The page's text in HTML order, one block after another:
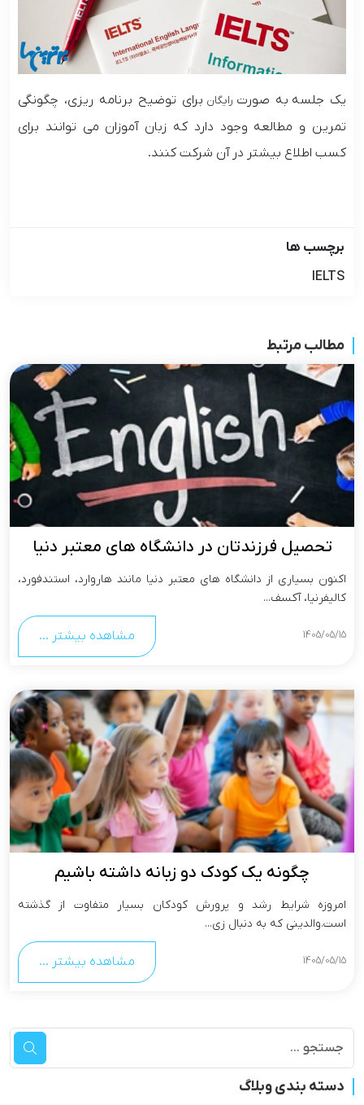
دسته بندی وبلاگ
یک جلسه به صورت رایگان برای توضیح برنامه ریزی، چگونگی
تمرین و مطالعه وجود دارد که زبان آموزان می توانند برای
کسب اطلاع بیشتر در آن شرکت کنند.
برچسب ها
IELTS
مطالب مرتبط
تحصیل فرزندتان در دانشگاه های معتبر دنیا
اکنون بسیاری از دانشگاه های معتبر دنیا مانند هاروارد، استندفورد،
کالیفرنیا، آکسف...
1405/05/15 مشاهده بیشتر ...
چگونه یک کودک دو زبانه داشته باشیم
امروزه شرایط رشد و پرورش کودکان بسیار متفاوت از گذشته
است.والدینی که به دنبال زی...
1405/05/15 مشاهده بیشتر ...